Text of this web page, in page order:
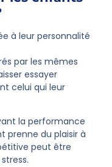
à leur personnalité
par les mêmes
essayer
celui qui leur
la performance
prenne du plaisir à
peut être